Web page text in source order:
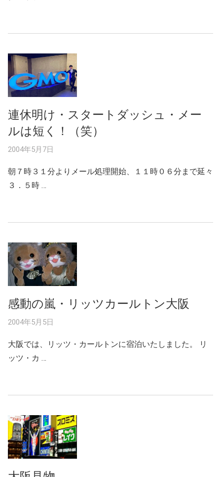
連休明け・スタートダッシュ・メー
ルは短く！（笑）
2004年5月7日
朝７時３１分よりメール処理開始、１１時０６分まで延々
３．５時 …
感動の嵐・リッツカールトン大阪
2004年5月5日
大阪では、リッツ・カールトンに宿泊いたしました。 リ
ッツ・カ …